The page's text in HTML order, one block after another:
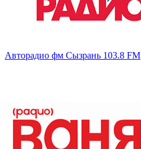
Авторадио фм Сызрань 103.8 FM